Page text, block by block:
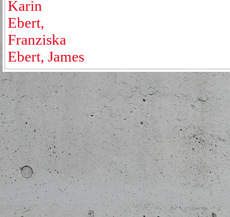
Karin
Ebert,
Franziska
Ebert, James